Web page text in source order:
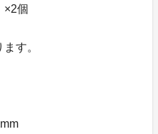
×2個
す。